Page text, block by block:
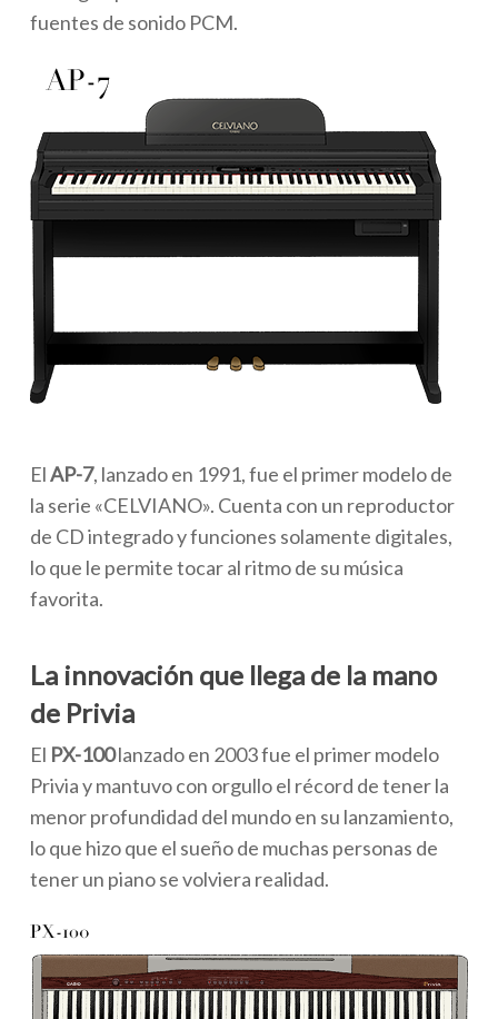
fuentes de sonido PCM.
ElAP-7, lanzado en 1991, fue el primer modelo de
la serie «CELVIANO». Cuenta con un reproductor
de CD integrado y funciones solamente digitales,
lo que le permite tocar al ritmo de su música
favorita.
La innovación que llega de la mano
de Privia
El PX-100lanzado en 2003 fue el primer modelo
Privia y mantuvo con orgullo el récord de tener la
menor profundidad del mundo en su lanzamiento,
lo que hizo que el sueño de muchas personas de
tener un piano se volviera realidad.